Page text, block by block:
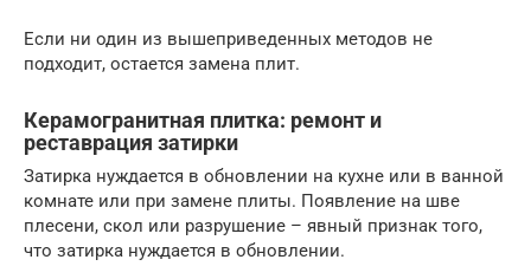
Если ни один из вышеприведенных методов не
подходит, остается замена плит.
Керамогранитная плитка: ремонт и
реставрация затирки
Затирка нуждается в обновлении на кухне или в ванной
комнате или при замене плиты. Появление на шве
плесени, скол или разрушение – явный признак того,
что затирка нуждается в обновлении.